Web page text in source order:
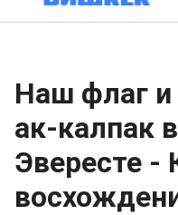
Наш флаг
ак-калпак
Эвересте -